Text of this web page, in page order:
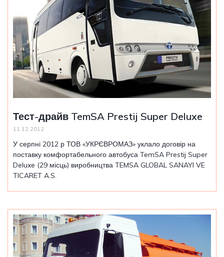
Тест-драйв TemSA Prestij Super Deluxe
11.12.2012
У серпні 2012 р ТОВ «УКРЄВРОМАЗ» уклало договір на
поставку комфортабельного автобуса TemSA Prestij Super
Deluxe (29 місць) виробництва TEMSA GLOBAL SANAYI VE
TICARET A.S.